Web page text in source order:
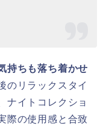
持ちも落ち着かせ
のリラックスタイ
ナイトコレクショ
際の使用感と合致